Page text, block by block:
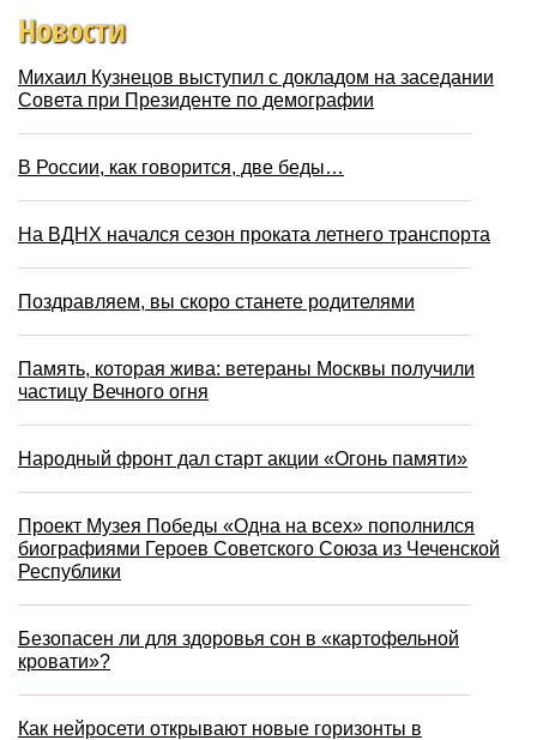
Новости
Михаил Кузнецов выступил с докладом на заседании
Совета при Президенте по демографии
В России, как говорится, две беды…
На ВДНХ начался сезон проката летнего транспорта
Поздравляем, вы скоро станете родителями
Память, которая жива: ветераны Москвы получили
частицу Вечного огня
Народный фронт дал старт акции «Огонь памяти»
Проект Музея Победы «Одна на всех» пополнился
биографиями Героев Советского Союза из Чеченской
Республики
Безопасен ли для здоровья сон в «картофельной
кровати»?
Как нейросети открывают новые горизонты в